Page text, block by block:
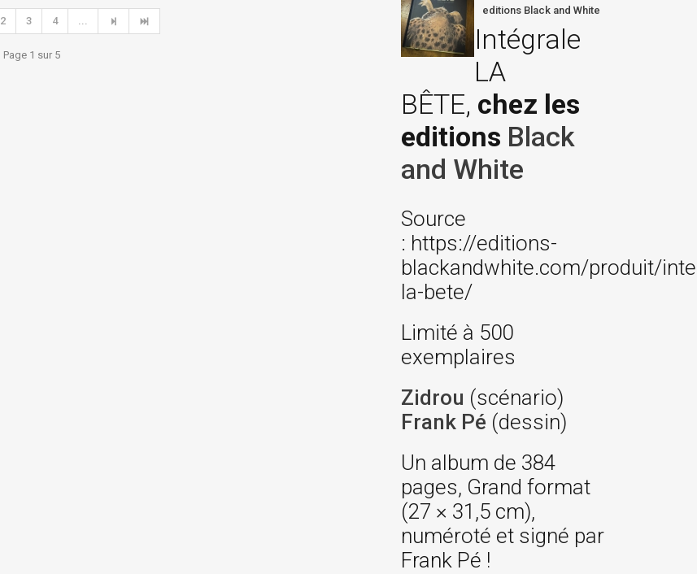
2 3 4
Page 1 sur 5
editions Black and White
Intégrale
LA
BÊTE, chez les
editions Black
and White
Source
: https://editions-
blackandwhite.com/produit/
la-bete/
Limité à 500
exemplaires
Zidrou (scénario)
Frank Pé (dessin)
Un album de 384
pages, Grand format
(27 × 31,5 cm),
numéroté et signé par
Frank Pé !